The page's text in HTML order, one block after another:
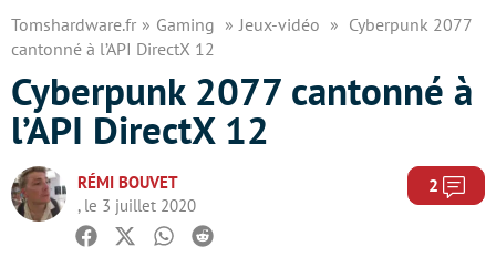
Tomshardware.fr Gaming Jeux-vidéo
Cyberpunk 2077
cantonné à l’API DirectX 12
Cyberpunk 2077 cantonné à
l’API DirectX 12
RÉMI BOUVET
, le 3 juillet 2020
2
Facebook
TwitterWhatsapp
Reddit